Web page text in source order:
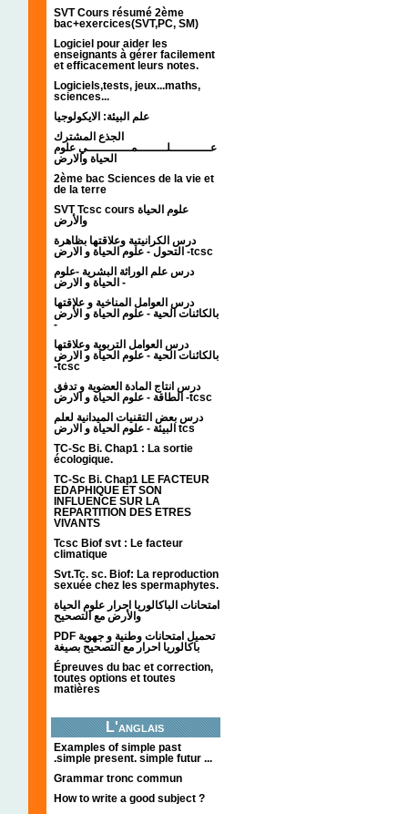
SVT Cours résumé 2ème
bac+exercices(SVT,PC, SM)
Logiciel pour aider les
enseignants à gérer facilement
et efficacement leurs notes.
Logiciels,tests, jeux...maths,
sciences...
علم البيئة: الايكولوجيا
الجذع المشترك
عـــــــــــلــــــــمــــــــــــي علوم
الحياة والارض
2ème bac Sciences de la vie et
de la terre
SVT Tcsc cours علوم الحياة
والأرض
درس الكرانيتية وعلاقتها بظاهرة
التحول - علوم الحياة و الارض -tcsc
درس علم الوراثة البشرية -علوم
الحياة و الارض -
درس العوامل المناخية و علاقتها
بالكائنات الحية - علوم الحياة و الأرض
-
درس العوامل التربوية وعلاقتها
بالكائنات الحية - علوم الحياة و الارض
-tcsc
درس انتاج المادة العضوية و تدفق
الطاقة - علوم الحياة و الارض -tcsc
درس بعض التقنيات الميدانية لعلم
البيئة - علوم الحياة و الارض tcs
TC-Sc Bi. Chap1 : La sortie
écologique.
TC-Sc Bi. Chap1 LE FACTEUR
EDAPHIQUE ET SON
INFLUENCE SUR LA
REPARTITION DES ETRES
VIVANTS
Tcsc Biof svt : Le facteur
climatique
Svt.Tc. sc. Biof: La reproduction
sexuée chez les spermaphytes.
امتحانات الباكالوريا احرار علوم الحياة
والأرض مع التصحيح
PDF تحميل امتحانات وطنية و جهوية
باكالوريا احرار مع التصحيح بصيغة
Épreuves du bac et correction,
toutes options et toutes
matières
L'anglais
Examples of simple past
.simple present. simple futur ...
Grammar tronc commun
How to write a good subject ?